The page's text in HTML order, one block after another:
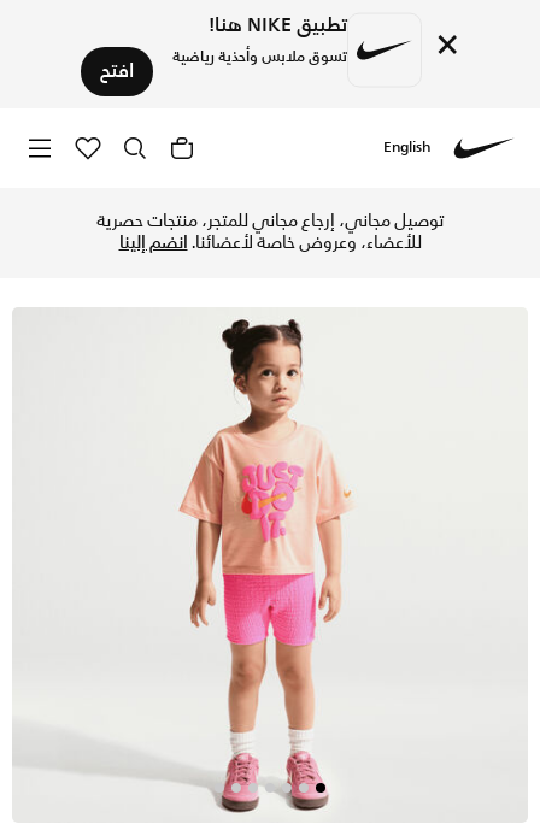
× تطبيق NIKE هنا!
تسوق ملابس وأحذية رياضية افتح
English
توصيل مجاني، إرجاع مجاني للمتجر، منتجات حصرية
للأعضاء، وعروض خاصة لأعضائنا.انضم إلينا